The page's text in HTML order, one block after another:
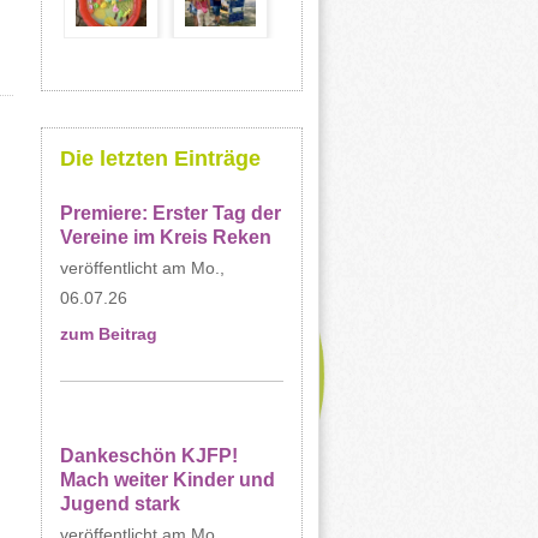
Die letzten Einträge
Premiere: Erster Tag der
Vereine im Kreis Reken
Mo.,
06.07.26
zum Beitrag
Dankeschön KJFP!
Mach weiter Kinder und
Jugend stark